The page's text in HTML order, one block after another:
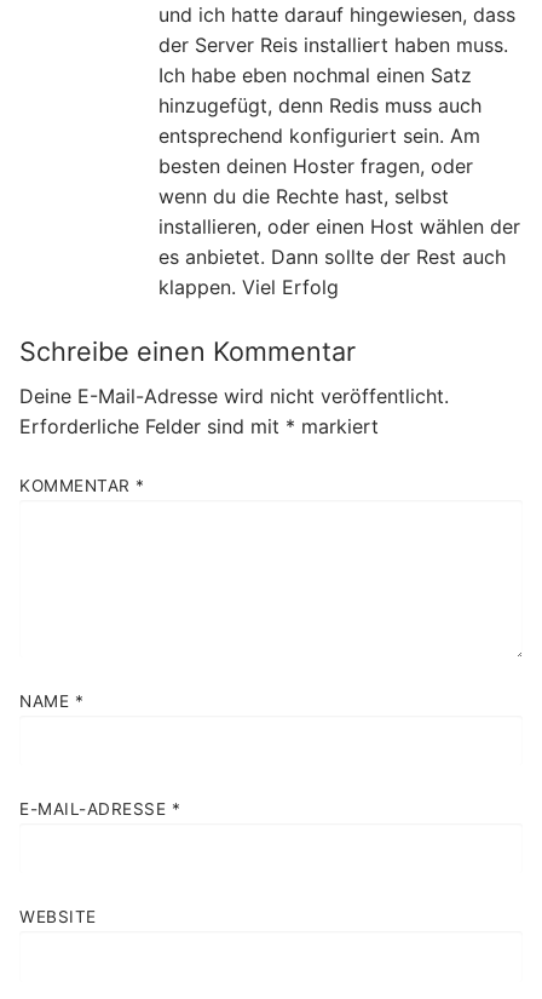
und ich hatte darauf hingewiesen, dass
der Server Reis installiert haben muss.
Ich habe eben nochmal einen Satz
hinzugefügt, denn Redis muss auch
entsprechend konfiguriert sein. Am
besten deinen Hoster fragen, oder
wenn du die Rechte hast, selbst
installieren, oder einen Host wählen der
es anbietet. Dann sollte der Rest auch
klappen. Viel Erfolg
Schreibe einen Kommentar
Deine E-Mail-Adresse wird nicht veröffentlicht.
Erforderliche Felder sind mit * markiert
KOMMENTAR *
NAME *
E-MAIL-ADRESSE *
WEBSITE